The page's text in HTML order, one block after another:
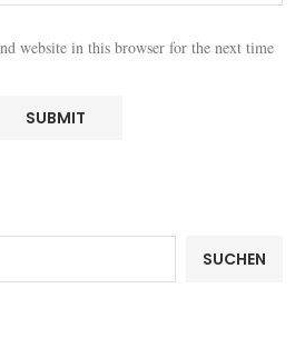
website in this browser for the next time
SUCHEN